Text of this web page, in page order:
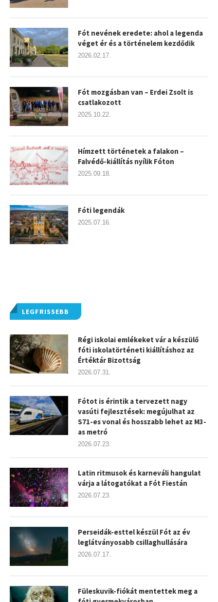
LEGFRISSEBB
Régi iskolai emlékeket vár a készülő
fóti iskolatörténeti kiállításhoz az
Értéktár Bizottság
2026.07.31.
Fótot is érintik a tervezett nagy
vasúti fejlesztések: megújulhat az
S71-es vonal és hosszabb lehet az M3-
as metró
2026.07.23.
Latin ritmusok és karneváli hangulat
várja a látogatókat a Fót Fiestán
2026.07.23.
Perseidák-esttel készül Fót az év
leglátványosabb csillaghullására
2026.07.17.
Füleskuvik-fiókát mentettek meg a
Fót nevének eredete: ahol a legenda
véget ér és a történelem kezdődik
2026.02.17.
Fót mozgásban van – Erdei Zsolt is
csatlakozott
2025.10.22.
Hímzett történetek a falakon –
Falvédő-kiállítás nyílik Fóton
2025.09.18.
Fóti legendák
2025.07.16.